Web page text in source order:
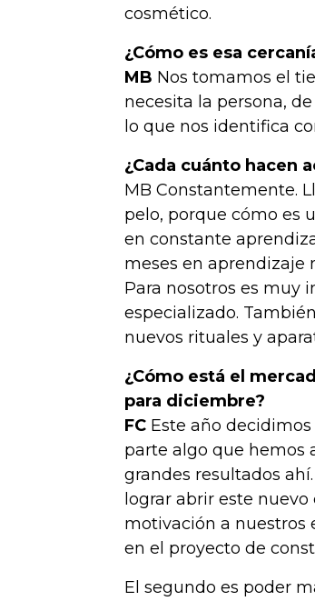
cosmético.
¿Cómo es esa
MB Nos tomamos el
necesita la persona,
lo que nos identifica
¿Cada cuánto hacen
MB Constantemente.
pelo, porque cómo es
en constante
meses en aprendizaje
Para nosotros es muy
especializado.
nuevos rituales y
¿Cómo está el
para diciembre?
FC Este año
parte algo que hemos
grandes resultados
lograr abrir este
motivación a nuestros
en el proyecto de
El segundo es poder